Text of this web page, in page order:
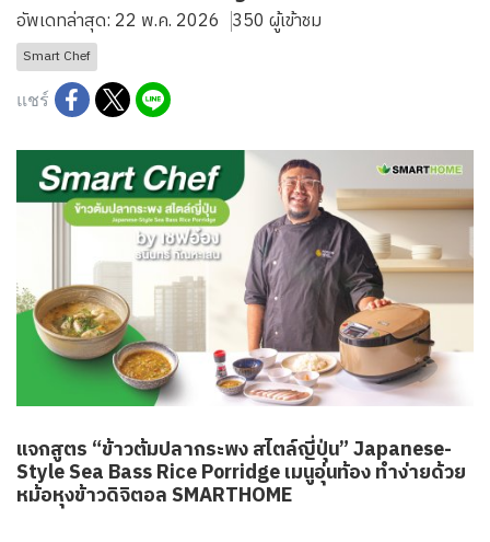
อัพเดทล่าสุด: 22 พ.ค. 2026 350 ผู้เข้าชม
Smart Chef
แชร์
แจกสูตร “ข้าวต้มปลากระพง สไตล์ญี่ปุ่น” Japanese-
Style Sea Bass Rice Porridge เมนูอุ่นท้อง ทำง่ายด้วย
หม้อหุงข้าวดิจิตอล SMARTHOME